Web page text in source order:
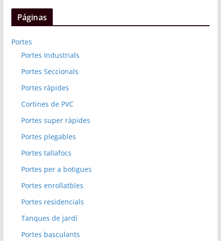
Páginas
Portes
Portes Industrials
Portes Seccionals
Portes ràpides
Cortines de PVC
Portes super ràpides
Portes plegables
Portes tallafocs
Portes per a botigues
Portes enrollatbles
Portes residencials
Tanques de jardí
Portes basculants